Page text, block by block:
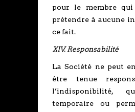
pour le membre
prétendre à aucune
ce fait.
XIV. Responsabilité
La Société ne peut
être tenue
l’indisponibilité,
temporaire ou